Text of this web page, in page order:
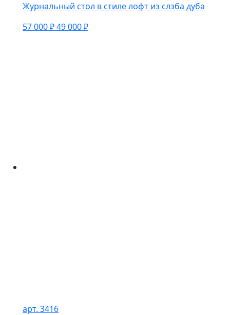
Журнальный стол в стиле лофт из слэба дуба
57 000 ₽49 000 ₽
арт. 3416